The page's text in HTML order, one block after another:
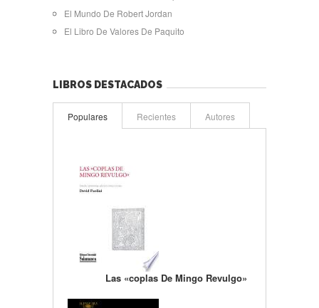
El Mundo De Robert Jordan
El Libro De Valores De Paquito
LIBROS DESTACADOS
Populares Recientes Autores
Las «coplas De Mingo Revulgo»